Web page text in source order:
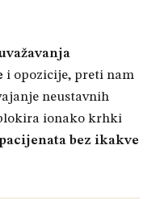
i opozicije, preti nam
neustavnih
ionako krhki
bez ikakve